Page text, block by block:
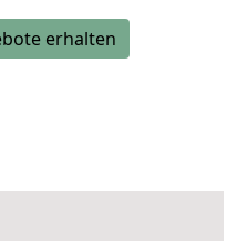
erhalten